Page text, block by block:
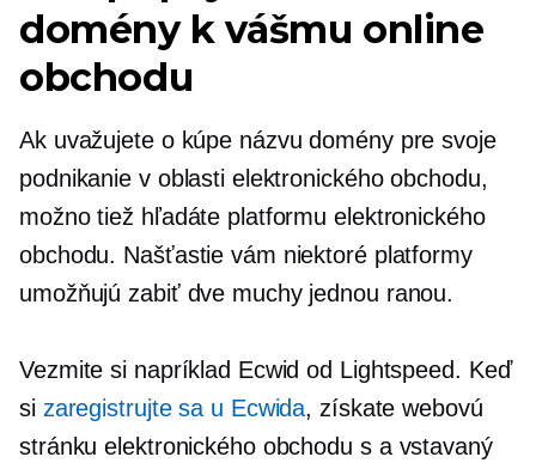
domény k vášmu online
obchodu
Ak uvažujete o kúpe názvu domény pre svoje
podnikanie v oblasti elektronického obchodu,
možno tiež hľadáte platformu elektronického
obchodu. Našťastie vám niektoré platformy
umožňujú zabiť dve muchy jednou ranou.
Vezmite si napríklad Ecwid od Lightspeed. Keď
si zaregistrujte sa u Ecwida, získate webovú
stránku elektronického obchodu s a vstavaný